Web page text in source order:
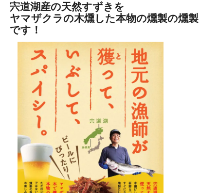
宍道湖産の天然すずきを
ヤマザクラの木燻した本物の燻製の燻製
です！